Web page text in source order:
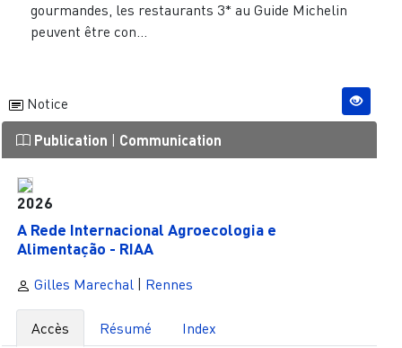
gourmandes, les restaurants 3* au Guide Michelin
peuvent être con...
Notice
Publication Communication
2026
A Rede Internacional Agroecologia e
Alimentação - RIAA
Gilles Marechal | Rennes
Accès Résumé Index